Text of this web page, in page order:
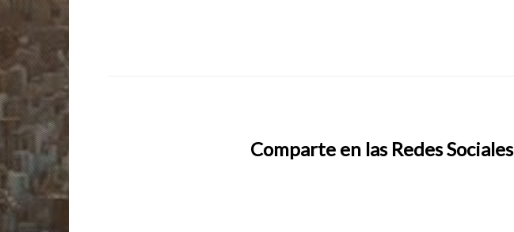
Comparte en las Redes Sociales